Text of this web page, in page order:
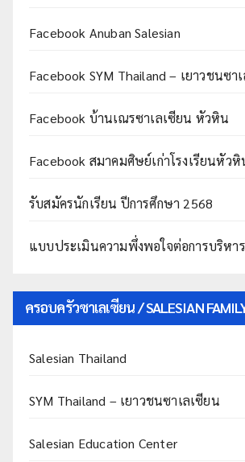
Facebook Anuban Salesian
Facebook SYM Thailand – เยาวชนซา
Facebook บ้านเณรซาเลเซียน หัวหิน
Facebook สมาคมศิษย์เก่าโรงเรียนหัว
รับสมัครนักเรียน ปีการศึกษา 2568
แบบประเมินความพึ่งพอใจต่อการบริหาร
ครอบครัวซาเลเซียน / SALESIAN
Salesian Thailand
SYM Thailand – เยาวชนซาเลเซียน
Salesian Education Center